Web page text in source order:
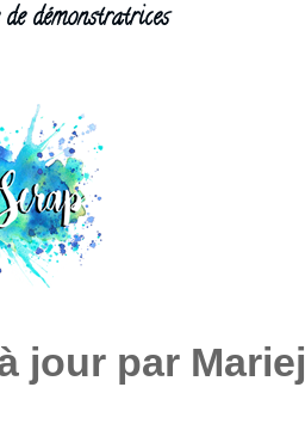
démonstratrices
jour par